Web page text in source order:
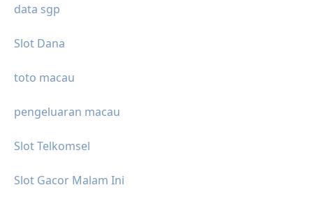
data sgp
Slot Dana
toto macau
pengeluaran macau
Slot Telkomsel
Slot Gacor Malam Ini